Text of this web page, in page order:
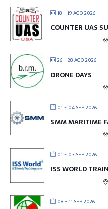
18 - 19 AGO 2026
COUNTER UAS
26 - 28 AGO 2026
DRONE DAYS
01 - 04 SEP 2026
SMM MARITIME
01 - 03 SEP 2026
ISS WORLD
08 - 11 SEP 2026